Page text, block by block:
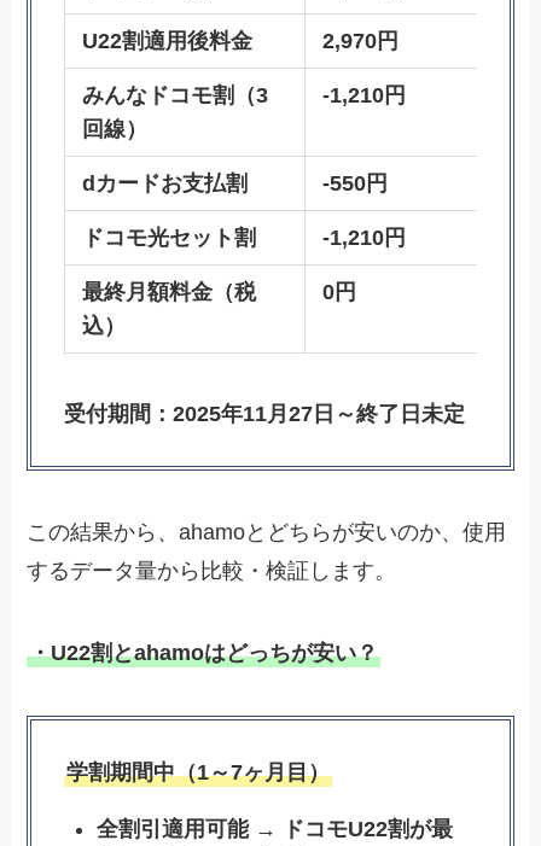
U22割適用後料金 2,970円
みんなドコモ割（3
回線）
-1,210円
dカードお支払割 -550円
ドコモ光セット割 -1,210円
最終月額料金（税
込）
0円
受付期間：2025年11月27日～終了日未定
この結果から、ahamoとどちらが安いのか、使用
するデータ量から比較・検証します。
・U22割とahamoはどっちが安い？
学割期間中（1～7ヶ月目）
全割引適用可能 → ドコモU22割が最